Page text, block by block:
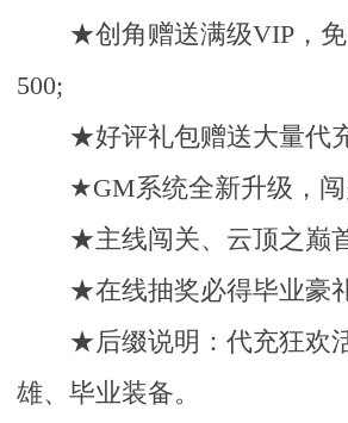
★创角赠送满级VIP，
500;
★好评礼包赠送大量代
★GM系统全新升级，
★主线闯关、云顶之巅
★在线抽奖必得毕业豪
★后缀说明：代充狂欢
雄、毕业装备。